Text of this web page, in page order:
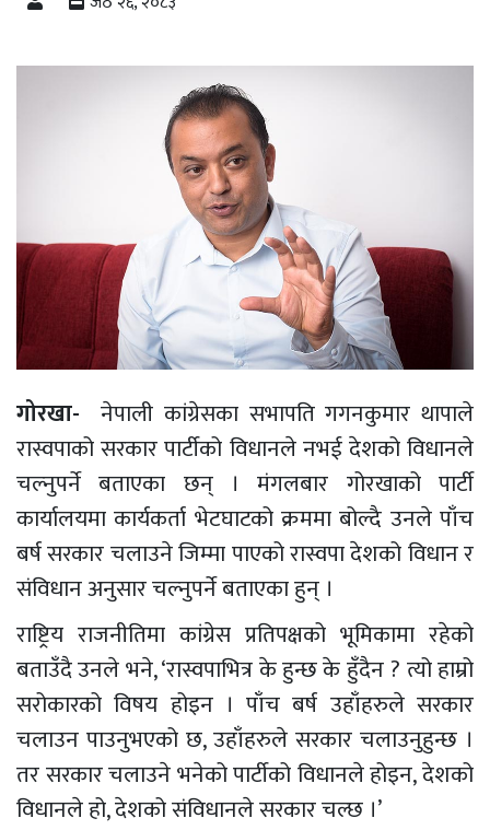
अन्य
गोरखा- नेपाली कांग्रेसका सभापति गगनकुमार थापाले
रास्वपाको सरकार पार्टीको विधानले नभई देशको विधानले
चल्नुपर्ने बताएका छन् । मंगलबार गोरखाको पार्टी
कार्यालयमा कार्यकर्ता भेटघाटको क्रममा बोल्दै उनले पाँच
बर्ष सरकार चलाउने जिम्मा पाएको रास्वपा देशको विधान र
संविधान अनुसार चल्नुपर्ने बताएका हुन् ।
राष्ट्रिय राजनीतिमा कांग्रेस प्रतिपक्षको भूमिकामा रहेको
बताउँदै उनले भने, ‘रास्वपाभित्र के हुन्छ के हुँदैन ? त्यो हाम्रो
सरोकारको विषय होइन । पाँच बर्ष उहाँहरुले सरकार
चलाउन पाउनुभएको छ, उहाँहरुले सरकार चलाउनुहुन्छ ।
तर सरकार चलाउने भनेको पार्टीको विधानले होइन, देशको
विधानले हो, देशको संविधानले सरकार चल्छ ।’